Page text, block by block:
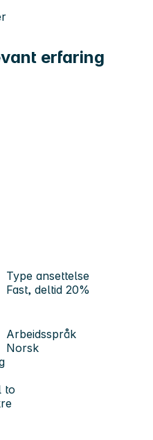
erfaring
Type ansettelse
Fast, deltid 20%
Arbeidsspråk
Norsk
to